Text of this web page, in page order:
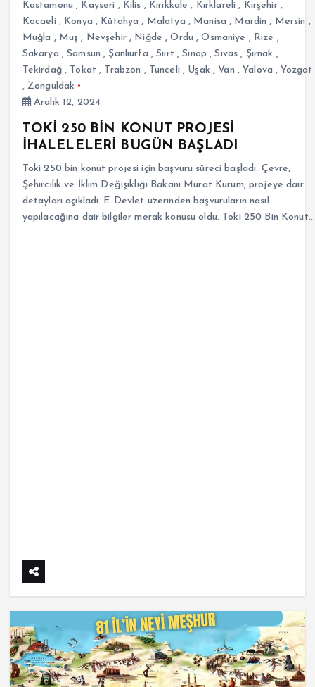
Kastamonu , Kayseri , Kilis , Kırıkkale , Kırklareli , Kırşehir,
Kocaeli , Konya , Kütahya , Malatya , Manisa , Mardin , Mersin ,
Muğla , Muş , Nevşehir, Niğde ,Ordu ,Osmaniye , Rize ,
Sakarya ,Samsun , Şanlıurfa ,Siirt ,Sinop ,Sivas , Şırnak ,
Tekirdağ, Tokat , Trabzon , Tunceli , Uşak ,Van ,Yalova ,Yozgat
, Zonguldak
Aralık 12, 2024
TOKİ 250 BİN KONUT PROJESİ
İHALELELERİ BUGÜN BAŞLADI
Toki 250 bin konut projesi için başvuru süreci başladı. Çevre,
Şehircilik ve İklim Değişikliği Bakanı Murat Kurum, projeye dair
detayları açıkladı. E-Devlet üzerinden başvuruların nasıl
yapılacağına dair bilgiler merak konusu oldu. Toki 250 Bin Konut…